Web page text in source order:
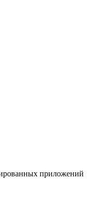
приложений